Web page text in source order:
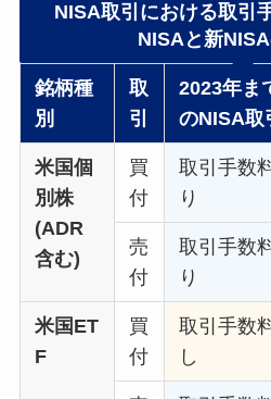
NISA取引における取引
NISAと新NISA
銘柄種
別
取
引
2023年ま
のNISA取
米国個
別株
(ADR
含む)
買
付
取引手数
り
売
付
取引手数
り
米国ET
F
買
付
取引手数
し